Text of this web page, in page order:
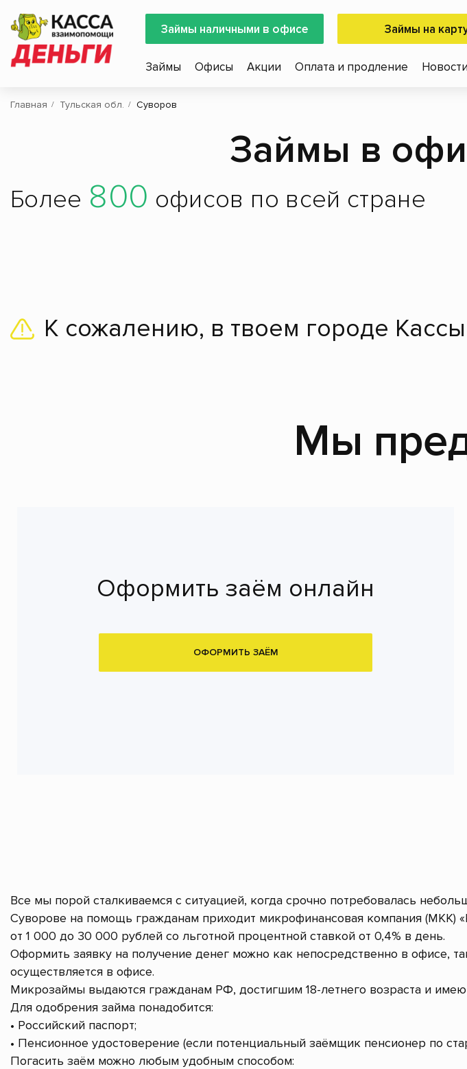
Займы наличными в офисе Займы на
Займы Офисы Акции Оплата и продление Новости
Главная Тульская обл. Суворов
Займы в
Более 800 офисов по всей стране
К сожалению, в твоем городе
Мы
Оформить заём онлайн
ОФОРМИТЬ ЗАЁМ
Все мы порой сталкиваемся с ситуацией, когда срочно потребовалась
Суворове на помощь гражданам приходит микрофинансовая компания (МКК)
от 1 000 до 30 000 рублей со льготной процентной ставкой от 0,4% в день.
Оформить заявку на получение денег можно как непосредственно в офисе,
осуществляется в офисе.
Микрозаймы выдаются гражданам РФ, достигшим 18-летнего возраста и
Для одобрения займа понадобится:
• Российский паспорт;
• Пенсионное удостоверение (если потенциальный заёмщик пенсионер по
Погасить заём можно любым удобным способом: